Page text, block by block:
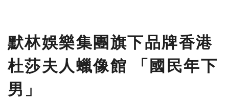
默林娛樂集團旗下品牌香港
杜莎夫人蠟像館 「國民年下
男」